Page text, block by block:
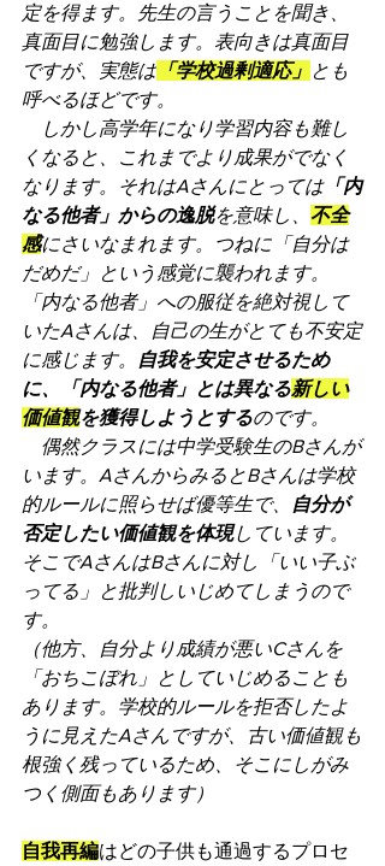
定を得ます。先生の言うことを聞き、
真面目に勉強します。表向きは真面目
ですが、実態は 「学校過剰適応」 とも
呼べるほどです。
しかし高学年になり学習内容も難し
くなると、これまでより成果がでなく
なります。それはAさんにとっては「内
なる他者」からの逸脱を意味し、 不全
感にさいなまれます。つねに「自分は
だめだ」という感覚に襲われます。
「内なる他者」への服従を絶対視して
いたAさんは、自己の生がとても不安定
に感じます。
自我を安定させるため
に、「内なる他者」とは異なる新しい
価値観を獲得しようとするのです。
偶然クラスには中学受験生のBさんが
います。AさんからみるとBさんは学校
的ルールに照らせば優等生で、
自分が
否定したい価値観を体現しています。
そこでAさんはBさんに対し「いい子ぶ
ってる」と批判しいじめてしまうので
す。
（他方、自分より成績が悪いCさんを
「おちこぼれ」としていじめることも
あります。学校的ルールを拒否したよ
うに見えたAさんですが、古い価値観も
根強く残っているため、そこにしがみ
つく側面もあります）
自我再編はどの子供も通過するプロセ